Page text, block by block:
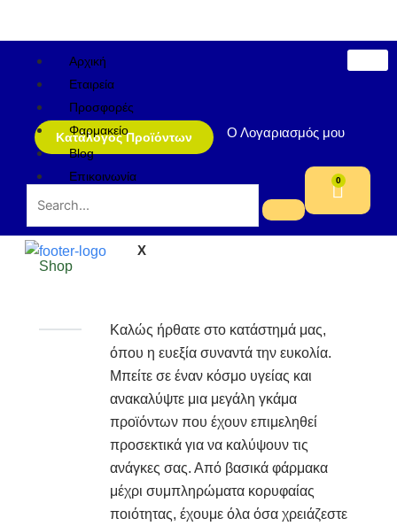
περιεχόμενοΑρχική
Εταιρεία
Προσφορές
Φαρμακείο
Blog
Επικοινωνία
X
Κατάλογος Προϊόντων Ο Λογαριασμός μου
0
Cart
Shop
Καλώς ήρθατε στο κατάστημά μας,
όπου η ευεξία συναντά την ευκολία.
Μπείτε σε έναν κόσμο υγείας και
ανακαλύψτε μια μεγάλη γκάμα
προϊόντων που έχουν επιμεληθεί
προσεκτικά για να καλύψουν τις
ανάγκες σας. Από βασικά φάρμακα
μέχρι συμπληρώματα κορυφαίας
ποιότητας, έχουμε όλα όσα χρειάζεστε